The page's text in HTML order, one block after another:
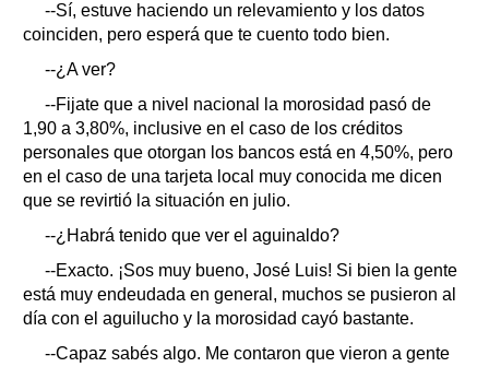
--Sí, estuve haciendo un relevamiento y los datos
coinciden, pero esperá que te cuento todo bien.
--¿A ver?
--Fijate que a nivel nacional la morosidad pasó de
1,90 a 3,80%, inclusive en el caso de los créditos
personales que otorgan los bancos está en 4,50%, pero
en el caso de una tarjeta local muy conocida me dicen
que se revirtió la situación en julio.
--¿Habrá tenido que ver el aguinaldo?
--Exacto. ¡Sos muy bueno, José Luis! Si bien la gente
está muy endeudada en general, muchos se pusieron al
día con el aguilucho y la morosidad cayó bastante.
--Capaz sabés algo. Me contaron que vieron a gente